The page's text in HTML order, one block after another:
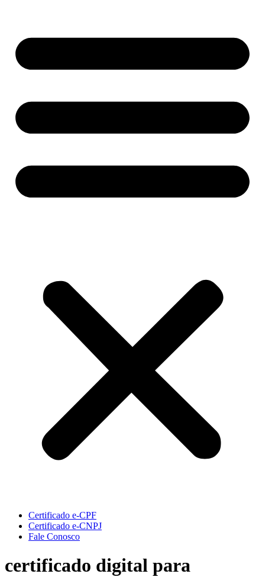
Certificado e-CPF
Certificado e-CNPJ
Fale Conosco
certificado digital para